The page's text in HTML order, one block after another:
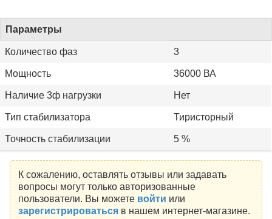
Параметры
Количество фаз 3
Мощность 36000 ВА
Наличие 3ф нагрузки Нет
Тип стабилизатора Тиристорный
Точность стабилизации 5 %
К сожалению, оставлять отзывы или задавать
вопросы могут только авторизованные
пользователи. Вы можете войти или
зарегистрироватьсяв нашем интернет-магазине.